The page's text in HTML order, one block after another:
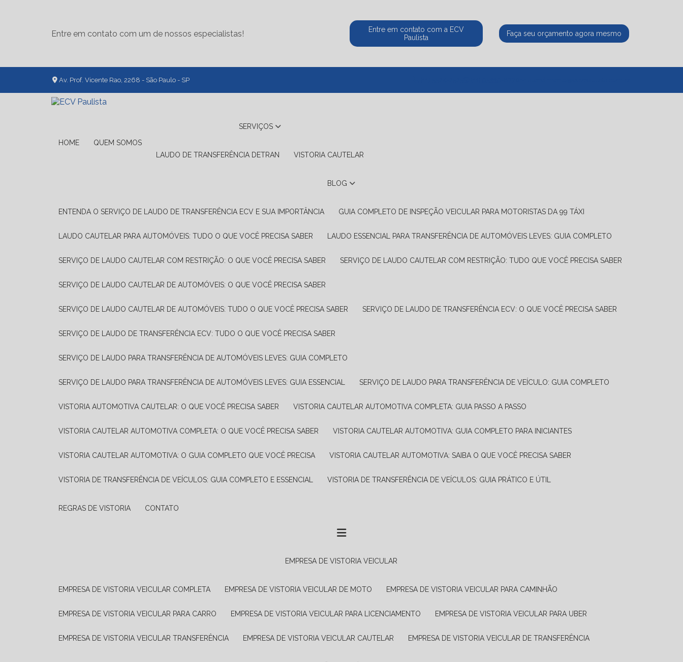
Entre em contato com um de nossos especialistas!
Entre em contato com a ECV
Paulista
Faça seu orçamento agora mesmo
Av. Prof. Vicente Rao, 2268 - São Paulo - SP
HOME QUEM SOMOS
SERVIÇOS
LAUDO DE TRANSFERÊNCIA DETRAN VISTORIA CAUTELAR
BLOG
ENTENDA O SERVIÇO DE LAUDO DE TRANSFERÊNCIA ECV E SUA IMPORTÂNCIA GUIA COMPLETO DE INSPEÇÃO VEICULAR PARA MOTORISTAS DA 99 TÁXI
LAUDO CAUTELAR PARA AUTOMÓVEIS: TUDO O QUE VOCÊ PRECISA SABER LAUDO ESSENCIAL PARA TRANSFERÊNCIA DE AUTOMÓVEIS LEVES: GUIA COMPLETO
SERVIÇO DE LAUDO CAUTELAR COM RESTRIÇÃO: O QUE VOCÊ PRECISA SABER SERVIÇO DE LAUDO CAUTELAR COM RESTRIÇÃO: TUDO QUE VOCÊ PRECISA SABER
SERVIÇO DE LAUDO CAUTELAR DE AUTOMÓVEIS: O QUE VOCÊ PRECISA SABER
SERVIÇO DE LAUDO CAUTELAR DE AUTOMÓVEIS: TUDO O QUE VOCÊ PRECISA SABER SERVIÇO DE LAUDO DE TRANSFERÊNCIA ECV: O QUE VOCÊ PRECISA SABER
SERVIÇO DE LAUDO DE TRANSFERÊNCIA ECV: TUDO O QUE VOCÊ PRECISA SABER
SERVIÇO DE LAUDO PARA TRANSFERÊNCIA DE AUTOMÓVEIS LEVES: GUIA COMPLETO
SERVIÇO DE LAUDO PARA TRANSFERÊNCIA DE AUTOMÓVEIS LEVES: GUIA ESSENCIAL SERVIÇO DE LAUDO PARA TRANSFERÊNCIA DE VEÍCULO: GUIA COMPLETO
VISTORIA AUTOMOTIVA CAUTELAR: O QUE VOCÊ PRECISA SABER VISTORIA CAUTELAR AUTOMOTIVA COMPLETA: GUIA PASSO A PASSO
VISTORIA CAUTELAR AUTOMOTIVA COMPLETA: O QUE VOCÊ PRECISA SABER VISTORIA CAUTELAR AUTOMOTIVA: GUIA COMPLETO PARA INICIANTES
VISTORIA CAUTELAR AUTOMOTIVA: O GUIA COMPLETO QUE VOCÊ PRECISA VISTORIA CAUTELAR AUTOMOTIVA: SAIBA O QUE VOCÊ PRECISA SABER
VISTORIA DE TRANSFERÊNCIA DE VEÍCULOS: GUIA COMPLETO E ESSENCIAL VISTORIA DE TRANSFERÊNCIA DE VEÍCULOS: GUIA PRÁTICO E ÚTIL
REGRAS DE VISTORIA CONTATO
EMPRESA DE VISTORIA VEICULAR
EMPRESA DE VISTORIA VEICULAR COMPLETA EMPRESA DE VISTORIA VEICULAR DE MOTO EMPRESA DE VISTORIA VEICULAR PARA CAMINHÃO
EMPRESA DE VISTORIA VEICULAR PARA CARRO EMPRESA DE VISTORIA VEICULAR PARA LICENCIAMENTO EMPRESA DE VISTORIA VEICULAR PARA UBER
EMPRESA DE VISTORIA VEICULAR TRANSFERÊNCIA EMPRESA DE VISTORIA VEICULAR CAUTELAR EMPRESA DE VISTORIA VEICULAR DE TRANSFERÊNCIA